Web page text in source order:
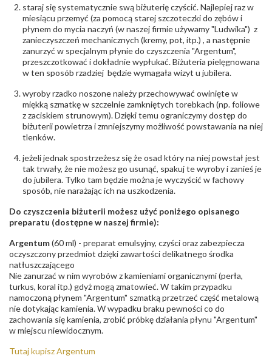
staraj się systematycznie swą biżuterię czyścić. Najlepiej raz w
miesiącu przemyć (za pomocą starej szczoteczki do zębów i
płynem do mycia naczyń (w naszej firmie używamy "Ludwika") z
zanieczyszczeń mechanicznych (kremy, pot, itp.) , a następnie
zanurzyć w specjalnym płynie do czyszczenia "Argentum",
przeszczotkować i dokładnie wypłukać. Biżuteria pielęgnowana
w ten sposób rzadziej będzie wymagała wizyt u jubilera.
wyroby rzadko noszone należy przechowywać owinięte w
miękką szmatkę w szczelnie zamkniętych torebkach (np. foliowe
z zaciskiem strunowym). Dzięki temu ograniczymy dostęp do
biżuterii powietrza i zmniejszymy możliwość powstawania na niej
tlenków.
jeżeli jednak spostrzeżesz się że osad który na niej powstał jest
tak trwały, że nie możesz go usunąć, spakuj te wyroby i zanieś je
do jubilera. Tylko tam będzie można je wyczyścić w fachowy
sposób, nie narażając ich na uszkodzenia.
Do czyszczenia biżuterii możesz użyć poniżego opisanego
preparatu (dostępne w naszej firmie):
Argentum(60 ml) - preparat emulsyjny, czyści oraz zabezpiecza
oczyszczony przedmiot dzięki zawartości delikatnego środka
natłuszczającego
Nie zanurzać w nim wyrobów z kamieniami organicznymi (perła,
turkus, koral itp.) gdyż mogą zmatowieć. W takim przypadku
namoczoną płynem "Argentum" szmatką przetrzeć część metalową
nie dotykając kamienia. W wypadku braku pewności co do
zachowania się kamienia, zrobić próbkę działania płynu "Argentum"
w miejscu niewidocznym.
Tutaj kupisz Argentum